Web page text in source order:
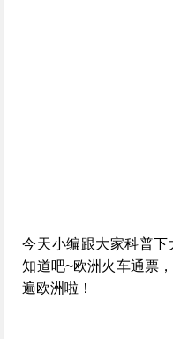
今天小编跟大家科普
知道吧~欧洲火车通票
遍欧洲啦！